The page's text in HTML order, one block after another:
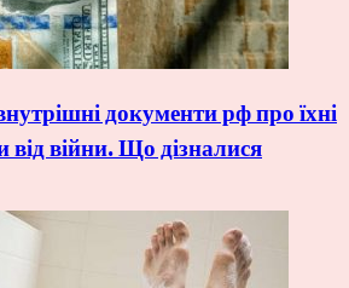
документи рф про їхні
від війни. Що дізналися